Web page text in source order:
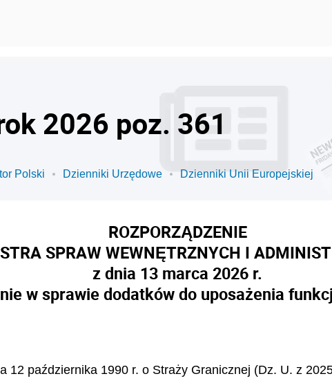
2026 poz. 361
Polski Dzienniki Urzędowe Dzienniki Unii Europejskiej
ROZPORZĄDZENIE
SPRAW WEWNĘTRZNYCH I
z dnia 13 marca 2026 r.
w sprawie dodatków do uposażenia
12 października 1990 r. o Straży Granicznej (Dz. U. z